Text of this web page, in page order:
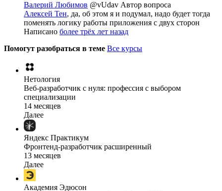
Валерий Любимов @vUdav Автор вопроса
Алексей Тен, да, об этом я и подумал, надо будет тогда
поменять логику работы приложения с двух сторон
Написано более трёх лет назад
Помогут разобраться в теме Все курсы
Нетология
Веб-разработчик с нуля: профессия с выбором
специализации
14 месяцев
Далее
Яндекс Практикум
Фронтенд-разработчик расширенный
13 месяцев
Далее
Академия Эдюсон